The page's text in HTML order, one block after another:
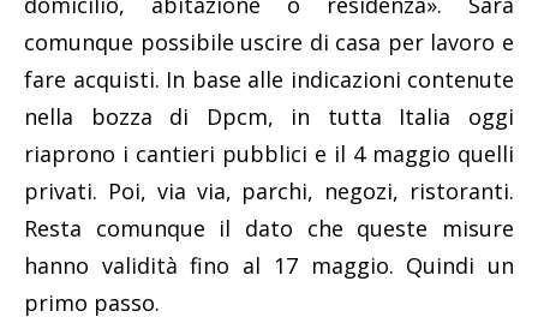
comunque possibile uscire di casa per lavoro e
fare acquisti. In base alle indicazioni contenute
nella bozza di Dpcm, in tutta Italia oggi
riaprono i cantieri pubblici e il 4 maggio quelli
privati. Poi, via via, parchi, negozi, ristoranti.
Resta comunque il dato che queste misure
hanno validità fino al 17 maggio. Quindi un
primo passo.